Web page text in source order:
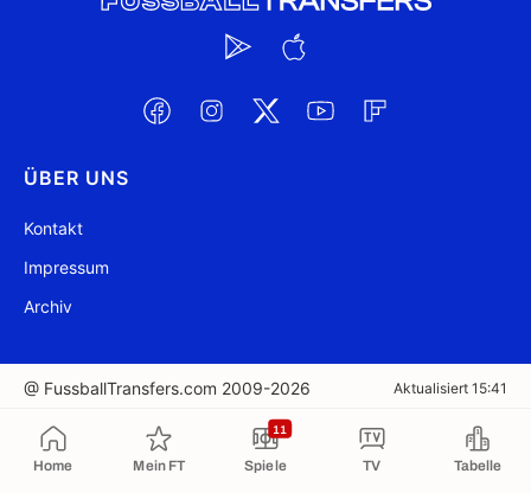
Home Mein FT Spiele
11
TV Tabelle
ÜBER UNS
Kontakt
Impressum
Archiv
@ FussballTransfers.com 2009-2026 Aktualisiert 15:41
In die Zwischenablage kopiert